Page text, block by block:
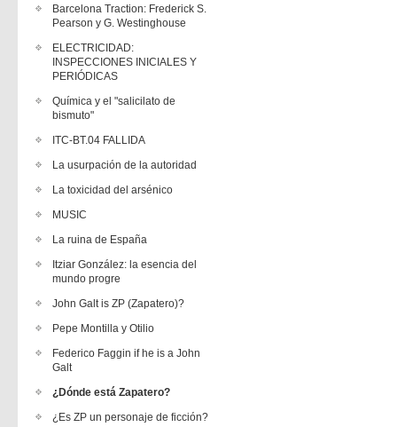
Barcelona Traction: Frederick S.
Pearson y G. Westinghouse
ELECTRICIDAD:
INSPECCIONES INICIALES Y
PERIÓDICAS
Química y el "salicilato de
bismuto"
ITC-BT.04 FALLIDA
La usurpación de la autoridad
La toxicidad del arsénico
MUSIC
La ruina de España
Itziar González: la esencia del
mundo progre
John Galt is ZP (Zapatero)?
Pepe Montilla y Otilio
Federico Faggin if he is a John
Galt
¿Dónde está Zapatero?
¿Es ZP un personaje de ficción?